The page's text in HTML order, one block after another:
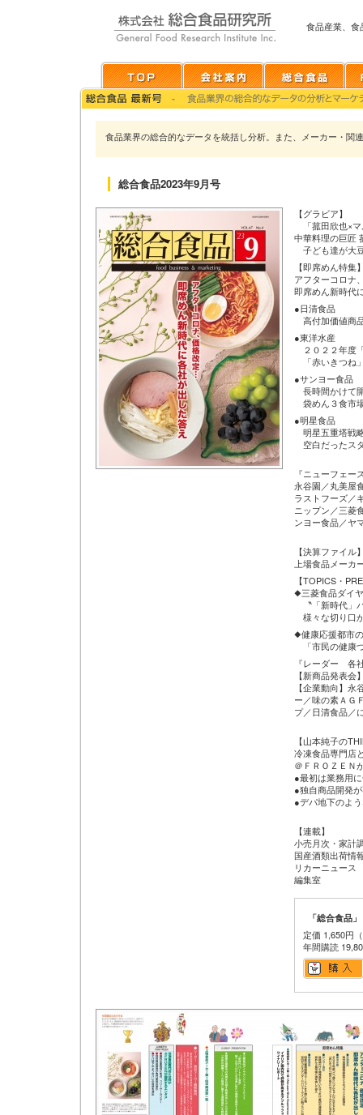
食品産業、食
食品業界の総合的なデータを統括し分析。また、メーカー・関
総合食品2023年9月号
【グラビア】
「菰田欣也×マ
中華料理の巨匠
子ども達が大
【即席めん特集
アフターコロナ
即席めん新時代
●日清食品
高付加価値商
●東洋水産
２０２２年度
「赤いきつね
●サンヨー食品
長時間かけて
袋めん３食市
●明星食品
明星五重塔戦
空白だったス
『ニューフェ
永谷園／丸美屋
ラストフーズ／
ニップン／三菱
ンヨー食品／ヤ
【決算ファイル
上場食品メーカ
【TOPICS・
◆三菱食品ダイ
〝「新時代」
様々な切り口
◆健康応援都市
「市民の健康
『レーダー 各
【新商品発表
【企業動向】
ー／味の素ＡＧ
プ／日清食品／
【山本純子の
冷凍食品専門店
＠ＦＲＯＺＥＮ
●最初は業務用
●独自商品開発
●デパ地下のよ
【連載】
小売月次・家計
国産酒類出荷情
リカーニュース
編集室
「総合食品」
定価 1,650円
年間購読